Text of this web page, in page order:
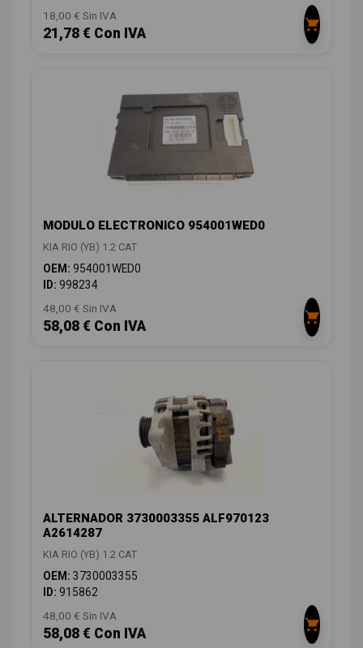
18,00 € Sin IVA
21,78 € Con IVA
MODULO ELECTRONICO 954001WED0
KIA RIO (YB) 1.2 CAT
OEM: 954001WED0
ID: 998234
48,00 € Sin IVA
58,08 € Con IVA
ALTERNADOR 3730003355 ALF970123
A2614287
KIA RIO (YB) 1.2 CAT
OEM: 3730003355
ID: 915862
48,00 € Sin IVA
58,08 € Con IVA